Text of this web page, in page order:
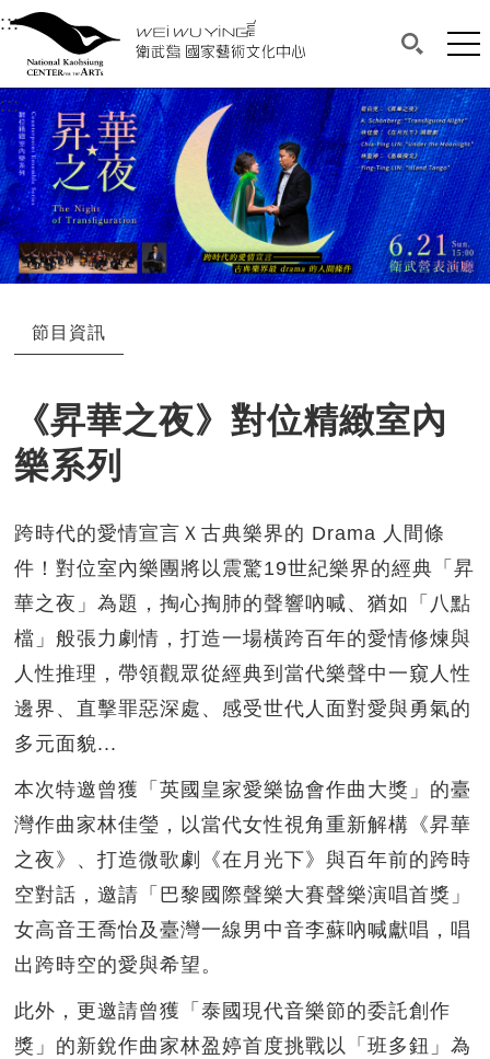
衛武營國家藝術文化中心
中央內容區塊，為本頁主要內容區。
:::選單連結區塊，此區塊列有本網站主要連結。
衛武營國家藝術文化中心
搜尋(開
網
:::中央內容區塊，為本頁主要內容區。
節目資訊
《昇華之夜》對位精緻室內
樂系列
跨時代的愛情宣言Ｘ古典樂界的 Drama 人間條
件！對位室內樂團將以震驚19世紀樂界的經典「昇
華之夜」為題，掏心掏肺的聲響吶喊、猶如「八點
檔」般張力劇情，打造一場橫跨百年的愛情修煉與
人性推理，帶領觀眾從經典到當代樂聲中一窺人性
邊界、直擊罪惡深處、感受世代人面對愛與勇氣的
多元面貌...
本次特邀曾獲「英國皇家愛樂協會作曲大獎」的臺
灣作曲家林佳瑩，以當代女性視角重新解構《昇華
之夜》、打造微歌劇《在月光下》與百年前的跨時
空對話，邀請「巴黎國際聲樂大賽聲樂演唱首獎」
女高音王喬怡及臺灣一線男中音李蘇吶喊獻唱，唱
出跨時空的愛與希望。
此外，更邀請曾獲「泰國現代音樂節的委託創作
獎」的新銳作曲家林盈婷首度挑戰以「班多鈕」為